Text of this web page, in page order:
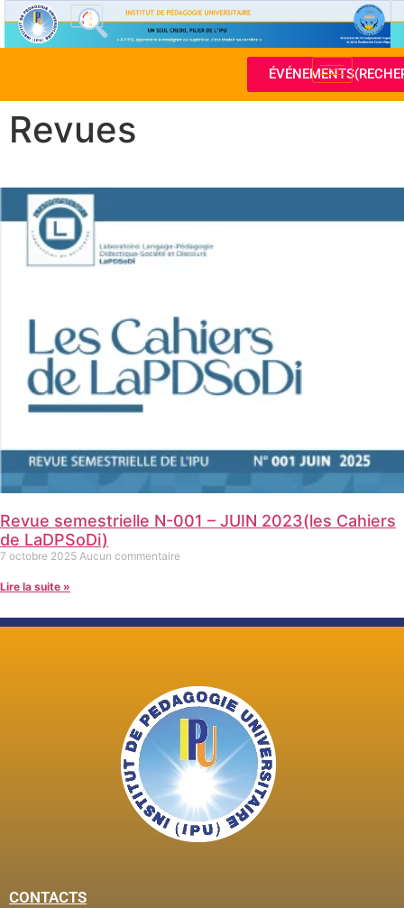
Revues
Revue semestrielle N-001 – JUIN 2023(les Cahiers
de LaDPSoDi)
7 octobre 2025 Aucun commentaire
Lire la suite »
CONTACTS